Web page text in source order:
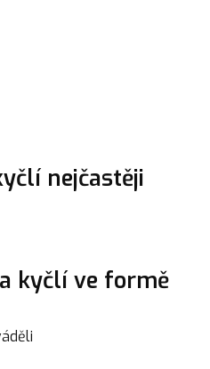
nejčastěji
kyčlí ve formě